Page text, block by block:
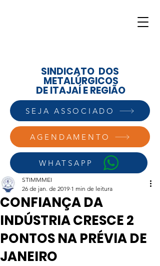
AGENDAMENTO
WHATSAPP
SINDICATO DOS
METALÚRGICOS
DE ITAJAÍ E REGIÃO
SEJA ASSOCIADO
CONFIANÇA DA
INDÚSTRIA CRESCE 2
PONTOS NA PRÉVIA DE
JANEIRO
STIMMMEI
26 de jan. de 2019 1 min de leitura